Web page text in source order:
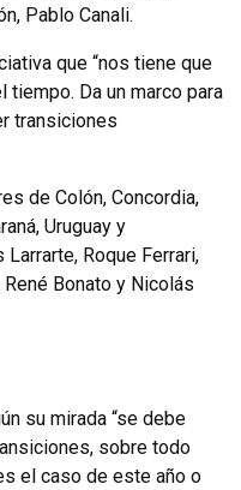
Pablo Canali.
que “nos tiene que
tiempo. Da un marco para
transiciones
de Colón, Concordia,
Uruguay y
Larrarte, Roque Ferrari,
Bonato y Nicolás
su mirada “se debe
sobre todo
el caso de este año o